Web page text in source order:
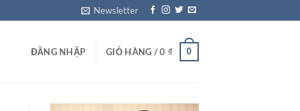
Newsletter
ĐĂNG NHẬP GIỎ HÀNG /0 ₫ 0